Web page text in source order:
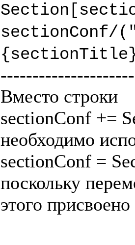
Вместо строки
sectionConf +=
необходимо
sectionConf =
поскольку
этого